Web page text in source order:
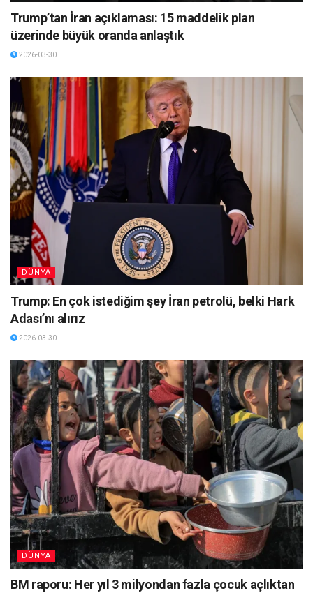
Trump’tan İran açıklaması: 15 maddelik plan
üzerinde büyük oranda anlaştık
2026-03-30
DÜNYA
Trump: En çok istediğim şey İran petrolü, belki Hark
Adası’nı alırız
2026-03-30
DÜNYA
BM raporu: Her yıl 3 milyondan fazla çocuk açlıktan